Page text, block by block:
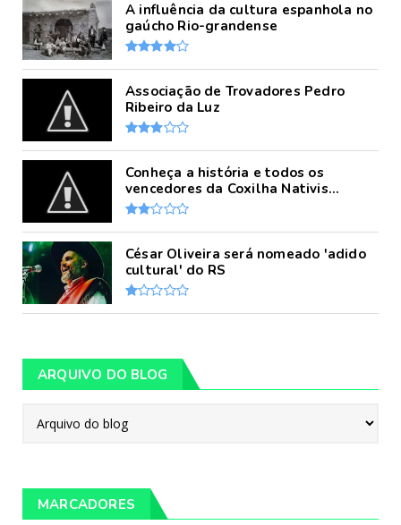
A influência da cultura espanhola no
gaúcho Rio-grandense
Associação de Trovadores Pedro
Ribeiro da Luz
Conheça a história e todos os
vencedores da Coxilha Nativis...
César Oliveira será nomeado 'adido
cultural' do RS
ARQUIVO DO BLOG
MARCADORES